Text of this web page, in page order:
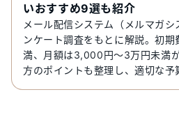
いおすすめ9選も紹介
メール配信システム（メルマガ
ンケート調査をもとに解説。初
満、月額は3,000円〜3万円未満
方のポイントも整理し、適切な予